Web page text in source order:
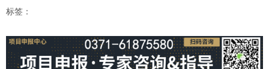
标签：